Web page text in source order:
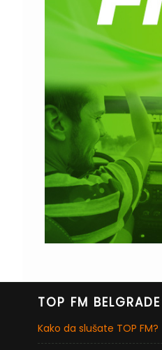
TOP FM BELGRADE
Kako da slušate TOP FM?